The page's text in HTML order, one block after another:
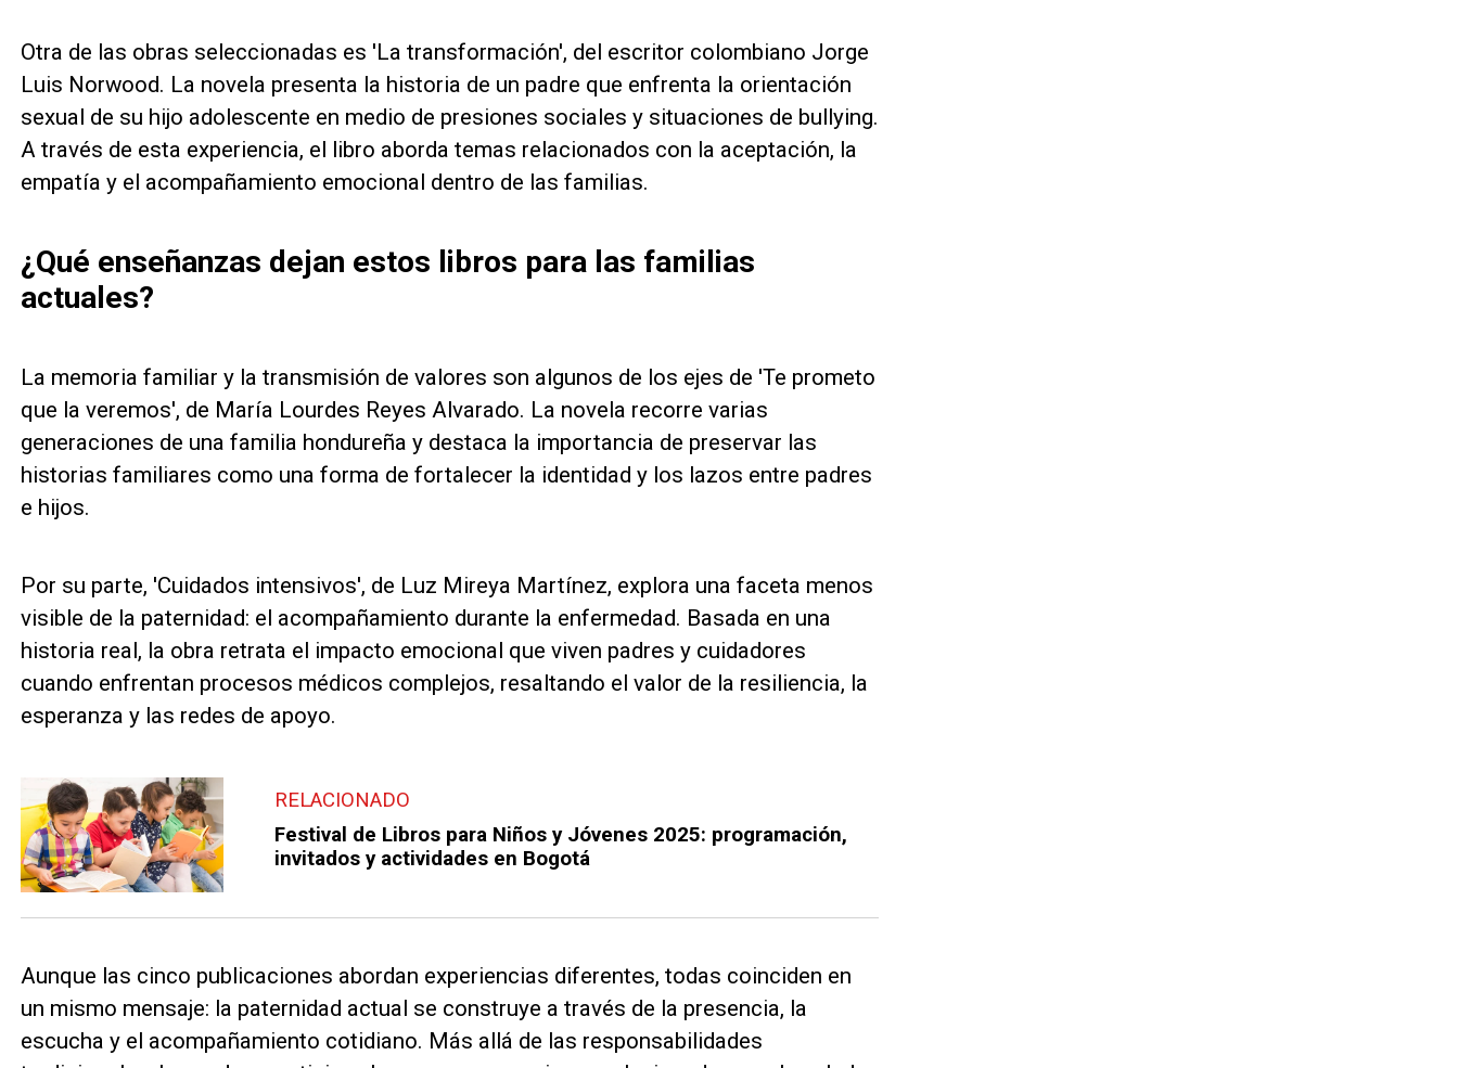
Otra de las obras seleccionadas es 'La transformación', del escritor colombiano Jorge
Luis Norwood. La novela presenta la historia de un padre que enfrenta la orientación
sexual de su hijo adolescente en medio de presiones sociales y situaciones de bullying.
A través de esta experiencia, el libro aborda temas relacionados con la aceptación, la
empatía y el acompañamiento emocional dentro de las familias.
¿Qué enseñanzas dejan estos libros para las familias
actuales?
La memoria familiar y la transmisión de valores son algunos de los ejes de 'Te prometo
que la veremos', de María Lourdes Reyes Alvarado. La novela recorre varias
generaciones de una familia hondureña y destaca la importancia de preservar las
historias familiares como una forma de fortalecer la identidad y los lazos entre padres
e hijos.
Por su parte, 'Cuidados intensivos', de Luz Mireya Martínez, explora una faceta menos
visible de la paternidad: el acompañamiento durante la enfermedad. Basada en una
historia real, la obra retrata el impacto emocional que viven padres y cuidadores
cuando enfrentan procesos médicos complejos, resaltando el valor de la resiliencia, la
esperanza y las redes de apoyo.
RELACIONADO
Festival de Libros para Niños y Jóvenes 2025: programación,
invitados y actividades en Bogotá
Aunque las cinco publicaciones abordan experiencias diferentes, todas coinciden en
un mismo mensaje: la paternidad actual se construye a través de la presencia, la
escucha y el acompañamiento cotidiano. Más allá de las responsabilidades